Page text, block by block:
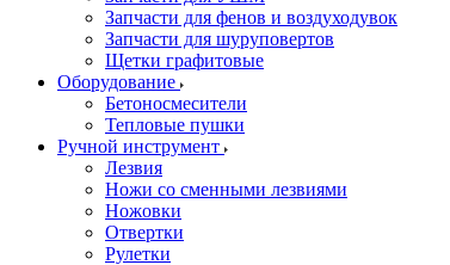
Запчасти для фенов и воздуходувок
Запчасти для шуруповертов
Щетки графитовые
Оборудование
Бетоносмесители
Тепловые пушки
Ручной инструмент
Лезвия
Ножи со сменными лезвиями
Ножовки
Отвертки
Рулетки